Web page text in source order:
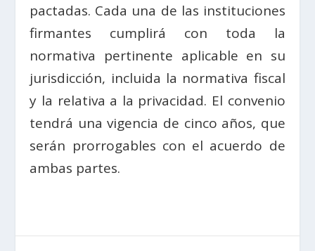
pactadas. Cada una de las instituciones
firmantes cumplirá con toda la
normativa pertinente aplicable en su
jurisdicción, incluida la normativa fiscal
y la relativa a la privacidad. El convenio
tendrá una vigencia de cinco años, que
serán prorrogables con el acuerdo de
ambas partes.